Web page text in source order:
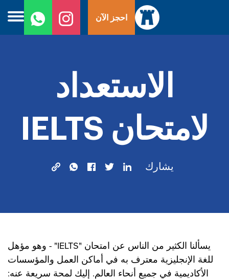
احجز الآن
الاستعداد
لامتحان IELTS
يشارك
يسألنا الكثير من الناس عن امتحان "IELTS" - وهو مؤهل
للغة الإنجليزية معترف به في أماكن العمل والمؤسسات
الأكاديمية في جميع أنحاء العالم. إليك لمحة سريعة عنه: